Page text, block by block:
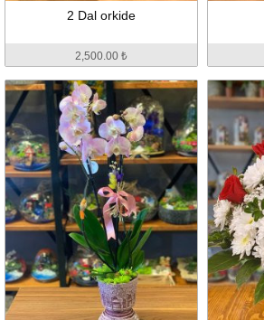
2 Dal orkide
2,500.00 ₺